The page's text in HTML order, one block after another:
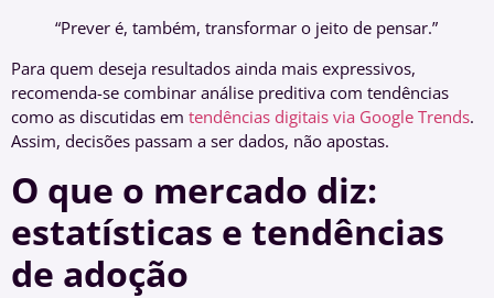
“Prever é, também, transformar o jeito de pensar.”
Para quem deseja resultados ainda mais expressivos,
recomenda-se combinar análise preditiva com tendências
como as discutidas em tendências digitais via Google Trends.
Assim, decisões passam a ser dados, não apostas.
O que o mercado diz:
estatísticas e tendências
de adoção